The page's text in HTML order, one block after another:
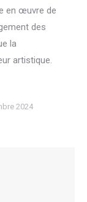
en œuvre de
des
la
artistique.
2024